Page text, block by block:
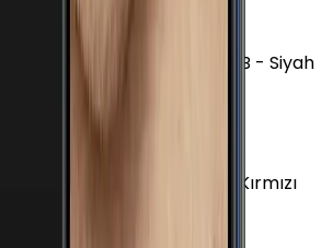
Galaxy J7 Prime 2 - 32 GB - Siyah
Galaxy J6 Plus - 32 GB - Kırmızı